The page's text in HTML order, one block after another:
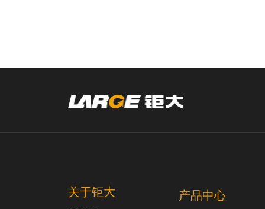
关于钜大 产品中心